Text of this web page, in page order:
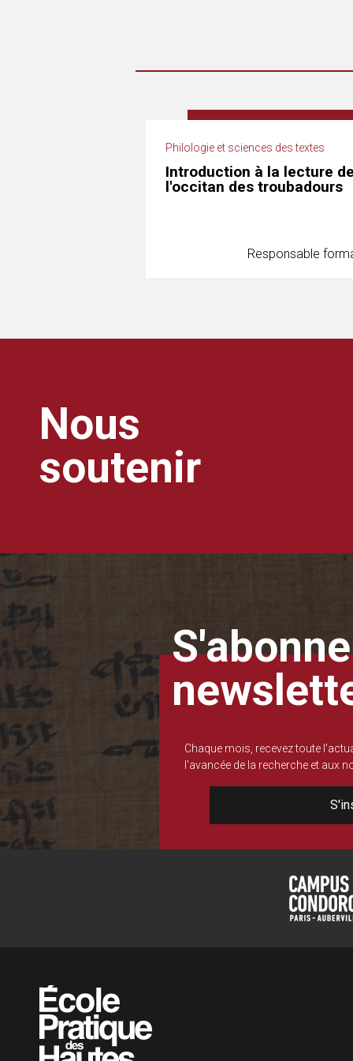
Philologie et sciences des textes
Introduction à la lecture de
l'occitan des troubadours
Responsable
Nous
soutenir
Chaque mois, recevez toute
l'avancée de la recherche et aux